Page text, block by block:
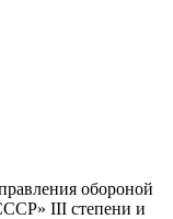
обороной
III степени и